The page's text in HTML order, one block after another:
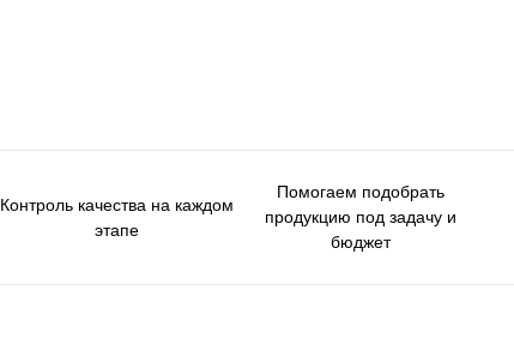
Контроль качества на каждом
этапе
Помогаем подобрать
продукцию под задачу и
бюджет